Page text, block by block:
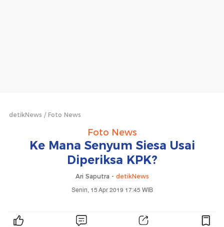
detikNews Foto News
Foto News
Ke Mana Senyum Siesa Usai
Diperiksa KPK?
Ari Saputra - detikNews
Senin, 15 Apr 2019 17:45 WIB